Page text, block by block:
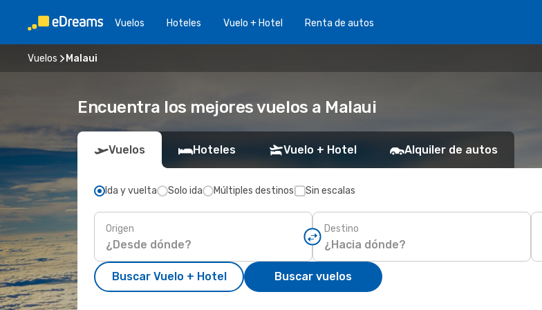
Vuelos Hoteles Vuelo + Hotel Renta de autos
Vuelos Malaui
Encuentra los mejores vuelos a Malaui
Vuelos Hoteles Vuelo + Hotel Alquiler de autos
Ida y vuelta Solo ida Múltiples destinos Sin escalas
Origen Destino
Buscar Vuelo + Hotel Buscar vuelos